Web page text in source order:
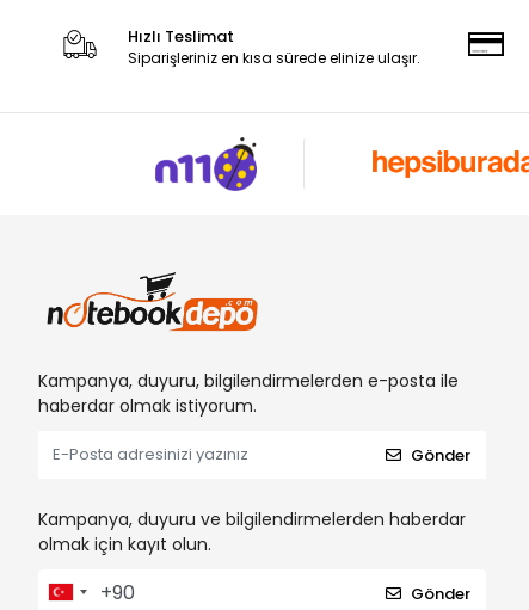
Hızlı Teslimat
Siparişleriniz en kısa sürede elinize ulaşır.
Kampanya, duyuru, bilgilendirmelerden e-posta ile
haberdar olmak istiyorum.
Gönder
Kampanya, duyuru ve bilgilendirmelerden haberdar
olmak için kayıt olun.
Gönder